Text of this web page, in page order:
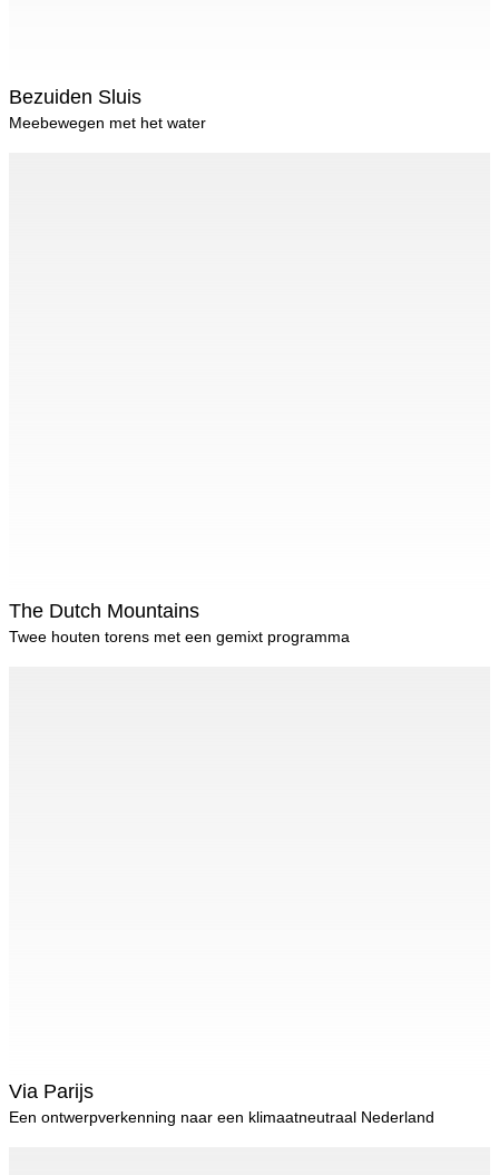
Bezuiden Sluis
Meebewegen met het water
The Dutch Mountains
Twee houten torens met een gemixt programma
Via Parijs
Een ontwerpverkenning naar een klimaatneutraal Nederland